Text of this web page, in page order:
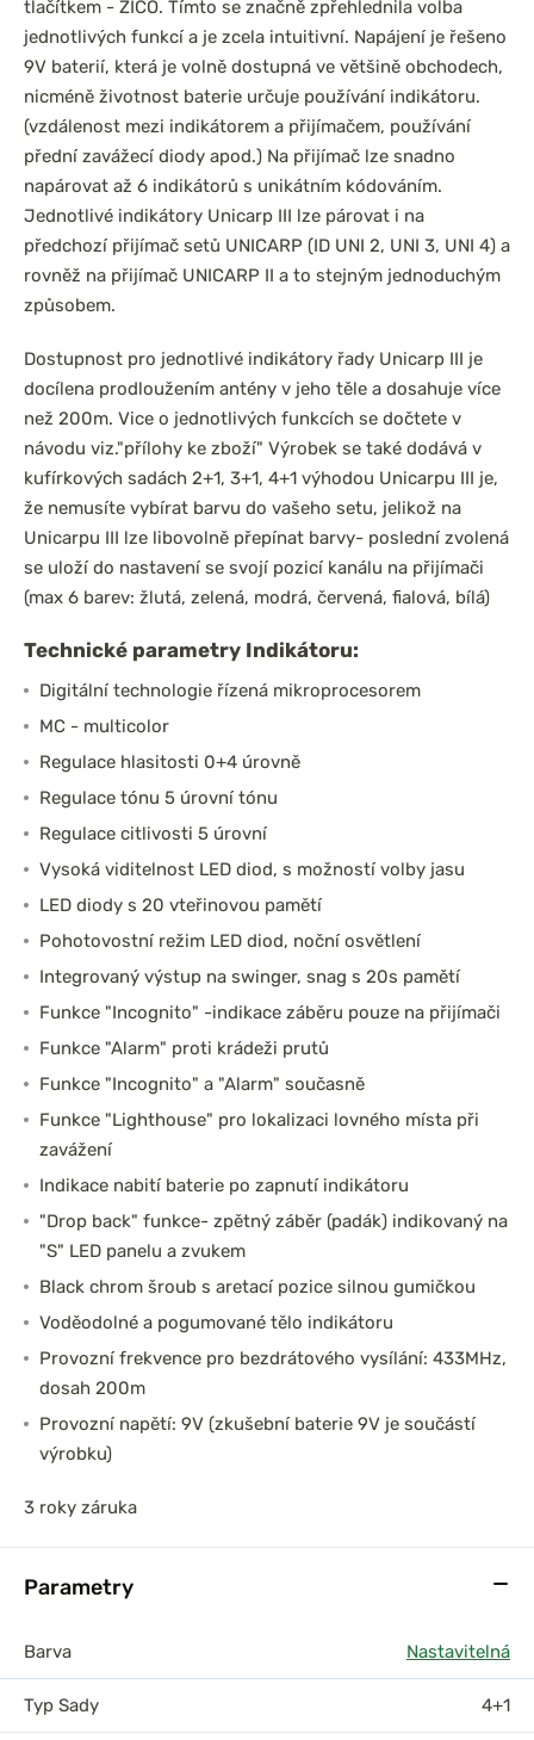
tlačítkem - ZICO. Tímto se značně zpřehlednila volba
jednotlivých funkcí a je zcela intuitivní. Napájení je řešeno
9V baterií, která je volně dostupná ve většině obchodech,
nicméně životnost baterie určuje používání indikátoru.
(vzdálenost mezi indikátorem a přijímačem, používání
přední zavážecí diody apod.) Na přijímač lze snadno
napárovat až 6 indikátorů s unikátním kódováním.
Jednotlivé indikátory Unicarp III lze párovat i na
předchozí přijímač setů UNICARP (ID UNI 2, UNI 3, UNI 4) a
rovněž na přijímač UNICARP II a to stejným jednoduchým
způsobem.
Dostupnost pro jednotlivé indikátory řady Unicarp III je
docílena prodloužením antény v jeho těle a dosahuje více
než 200m. Vice o jednotlivých funkcích se dočtete v
návodu viz."přílohy ke zboží" Výrobek se také dodává v
kufírkových sadách 2+1, 3+1, 4+1 výhodou Unicarpu III je,
že nemusíte vybírat barvu do vašeho setu, jelikož na
Unicarpu III lze libovolně přepínat barvy- poslední zvolená
se uloží do nastavení se svojí pozicí kanálu na přijímači
(max 6 barev: žlutá, zelená, modrá, červená, fialová, bílá)
Technické parametry Indikátoru:
Digitální technologie řízená mikroprocesorem
MC - multicolor
Regulace hlasitosti 0+4 úrovně
Regulace tónu 5 úrovní tónu
Regulace citlivosti 5 úrovní
Vysoká viditelnost LED diod, s možností volby jasu
LED diody s 20 vteřinovou pamětí
Pohotovostní režim LED diod, noční osvětlení
Integrovaný výstup na swinger, snag s 20s pamětí
Funkce "Incognito" -indikace záběru pouze na přijímači
Funkce "Alarm" proti krádeži prutů
Funkce "Incognito" a "Alarm" současně
Funkce "Lighthouse" pro lokalizaci lovného místa při
zavážení
Indikace nabití baterie po zapnutí indikátoru
"Drop back" funkce- zpětný záběr (padák) indikovaný na
"S" LED panelu a zvukem
Black chrom šroub s aretací pozice silnou gumičkou
Voděodolné a pogumované tělo indikátoru
Provozní frekvence pro bezdrátového vysílání: 433MHz,
dosah 200m
Provozní napětí: 9V (zkušební baterie 9V je součástí
výrobku)
3 roky záruka
Parametry
Barva Nastavitelná
Typ Sady 4+1